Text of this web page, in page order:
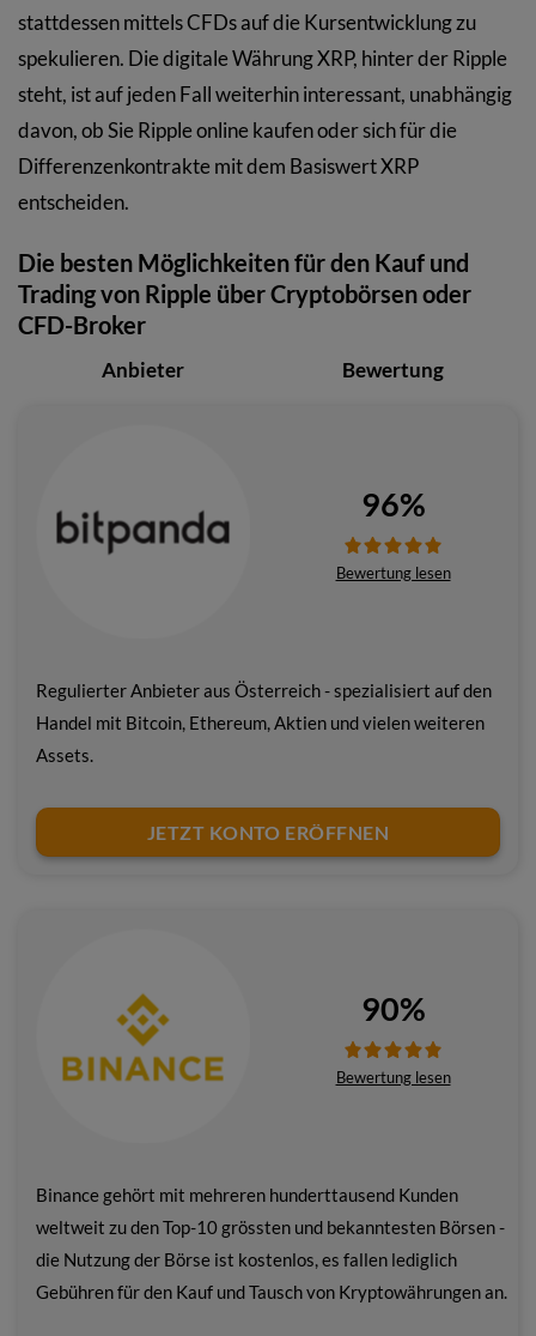
stattdessen mittels CFDs auf die Kursentwicklung zu
spekulieren. Die digitale Währung XRP, hinter der Ripple
steht, ist auf jeden Fall weiterhin interessant, unabhängig
davon, ob Sie Ripple online kaufen oder sich für die
Differenzenkontrakte mit dem Basiswert XRP
entscheiden.
Die besten Möglichkeiten für den Kauf und
Trading von Ripple über Cryptobörsen oder
CFD-Broker
Anbieter Bewertung
Regulierter Anbieter aus Österreich - spezialisiert auf den
Handel mit Bitcoin, Ethereum, Aktien und vielen weiteren
Assets.
96%
Bewertung lesen
JETZT KONTO ERÖFFNEN
Binance gehört mit mehreren hunderttausend Kunden
weltweit zu den Top-10 grössten und bekanntesten Börsen -
die Nutzung der Börse ist kostenlos, es fallen lediglich
Gebühren für den Kauf und Tausch von Kryptowährungen an.
90%
Bewertung lesen